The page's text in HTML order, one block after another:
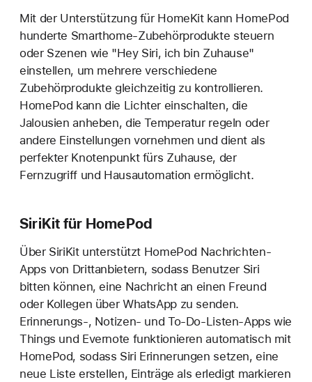
Mit der Unterstützung für HomeKit kann HomePod
hunderte Smarthome-Zubehörprodukte steuern
oder Szenen wie "Hey Siri, ich bin Zuhause"
einstellen, um mehrere verschiedene
Zubehörprodukte gleichzeitig zu kontrollieren.
HomePod kann die Lichter einschalten, die
Jalousien anheben, die Temperatur regeln oder
andere Einstellungen vornehmen und dient als
perfekter Knotenpunkt fürs Zuhause, der
Fernzugriff und Hausautomation ermöglicht.
SiriKit für HomePod
Über SiriKit unterstützt HomePod Nachrichten-
Apps von Drittanbietern, sodass Benutzer Siri
bitten können, eine Nachricht an einen Freund
oder Kollegen über WhatsApp zu senden.
Erinnerungs-, Notizen- und To-Do-Listen-Apps wie
Things und Evernote funktionieren automatisch mit
HomePod, sodass Siri Erinnerungen setzen, eine
neue Liste erstellen, Einträge als erledigt markieren